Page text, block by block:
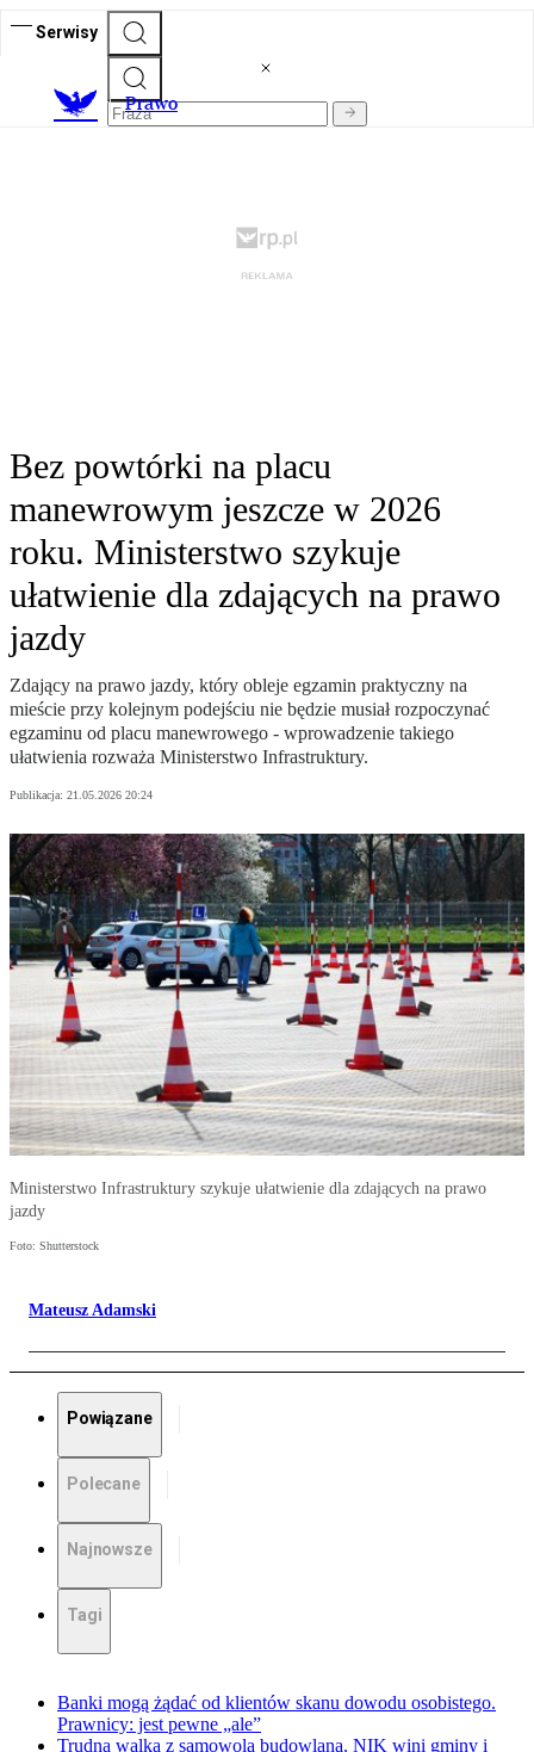
Serwisy
Prawo
Bez powtórki na placu
manewrowym jeszcze w 2026
roku. Ministerstwo szykuje
ułatwienie dla zdających na prawo
jazdy
Zdający na prawo jazdy, który obleje egzamin praktyczny na
mieście przy kolejnym podejściu nie będzie musiał rozpoczynać
egzaminu od placu manewrowego - wprowadzenie takiego
ułatwienia rozważa Ministerstwo Infrastruktury.
Publikacja: 21.05.2026 20:24
Ministerstwo Infrastruktury szykuje ułatwienie dla zdających na prawo
jazdy
Foto: Shutterstock
Mateusz Adamski
Powiązane
Polecane
Najnowsze
Tagi
Banki mogą żądać od klientów skanu dowodu osobistego.
Prawnicy: jest pewne „ale”
Trudna walka z samowolą budowlaną. NIK wini gminy i